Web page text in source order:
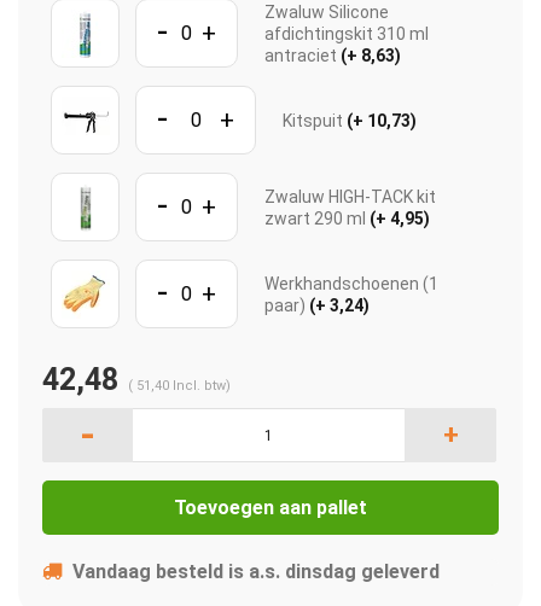
- +
Zwaluw Silicone
afdichtingskit 310 ml
antraciet (+ 8,63)
- + Kitspuit (+ 10,73)
- +
Zwaluw HIGH-TACK kit
zwart 290 ml (+ 4,95)
- +
Werkhandschoenen (1
paar) (+ 3,24)
42,48 ( 51,40 Incl. btw)
- +
Toevoegen aan pallet
Vandaag besteld is a.s. dinsdag geleverd